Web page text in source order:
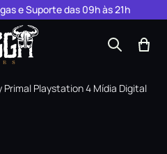
e Suporte das 09h às 21h
Primal Playstation 4 Mídia Digital